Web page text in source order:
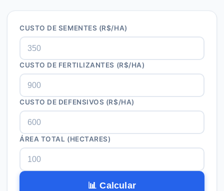
CUSTO DE SEMENTES (R$/HA)
CUSTO DE FERTILIZANTES (R$/HA)
CUSTO DE DEFENSIVOS (R$/HA)
ÁREA TOTAL (HECTARES)
📊 Calcular